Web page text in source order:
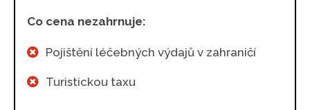
Co cena nezahrnuje:
Pojištění léčebných výdajů v zahraničí
Turistickou taxu